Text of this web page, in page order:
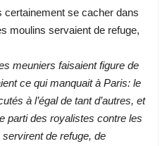
certainement se cacher dans
moulins servaient de refuge,
meuniers faisaient figure de
ce qui manquait à Paris: le
à l’égal de tant d’autres, et
parti des royalistes contre les
de refuge, de